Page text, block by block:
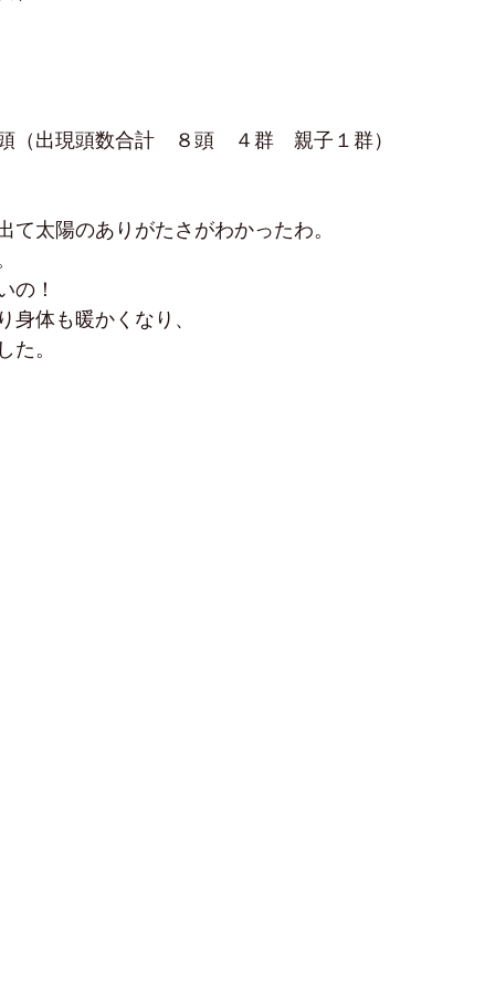
（出現頭数合計　８頭　４群　親子１群）
て太陽のありがたさがわかったわ。
の！
身体も暖かくなり、
た。